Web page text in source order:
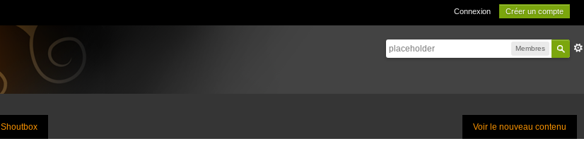
Connexion Créer un compte
Membres
Voir le nouveau contenu
Shoutbox